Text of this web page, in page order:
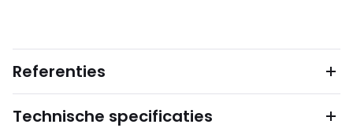
Referenties
Technische specificaties